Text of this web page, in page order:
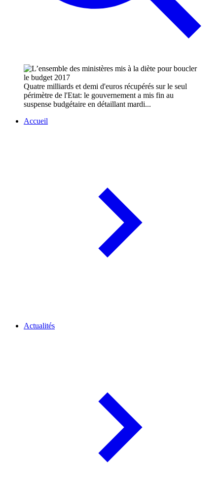
Quatre milliards et demi d'euros récupérés sur le seul
périmètre de l'Etat: le gouvernement a mis fin au
suspense budgétaire en détaillant mardi...
Accueil
Actualités